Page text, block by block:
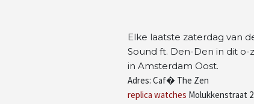
Elke laatste zaterdag van
Sound ft. Den-Den in dit
in Amsterdam Oost.
Adres: Caf� The Zen
replica watches Molukkenstraat